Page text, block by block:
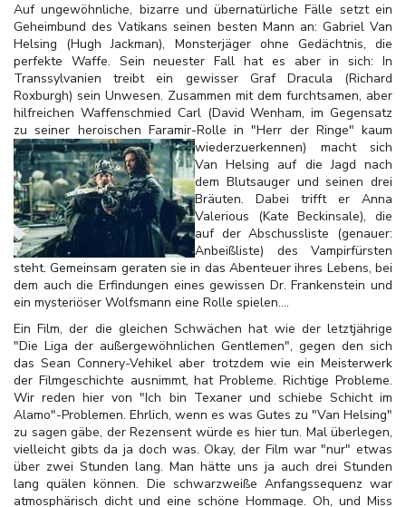
Auf ungewöhnliche, bizarre und übernatürliche Fälle setzt ein
Geheimbund des Vatikans seinen besten Mann an: Gabriel Van
Helsing (Hugh Jackman), Monsterjäger ohne Gedächtnis, die
perfekte Waffe. Sein neuester Fall hat es aber in sich: In
Transsylvanien treibt ein gewisser Graf Dracula (Richard
Roxburgh) sein Unwesen. Zusammen mit dem furchtsamen, aber
hilfreichen Waffenschmied Carl (David Wenham, im Gegensatz
zu seiner heroischen Faramir-Rolle in "Herr der Ringe" kaum
wiederzuerkennen) macht sich
Van Helsing auf die Jagd nach
dem Blutsauger und seinen drei
Bräuten. Dabei trifft er Anna
Valerious (Kate Beckinsale), die
auf der Abschussliste (genauer:
Anbeißliste) des Vampirfürsten
steht. Gemeinsam geraten sie in das Abenteuer ihres Lebens, bei
dem auch die Erfindungen eines gewissen Dr. Frankenstein und
ein mysteriöser Wolfsmann eine Rolle spielen....
Ein Film, der die gleichen Schwächen hat wie der letztjährige
"Die Liga der außergewöhnlichen Gentlemen", gegen den sich
das Sean Connery-Vehikel aber trotzdem wie ein Meisterwerk
der Filmgeschichte ausnimmt, hat Probleme. Richtige Probleme.
Wir reden hier von "Ich bin Texaner und schiebe Schicht im
Alamo"-Problemen. Ehrlich, wenn es was Gutes zu "Van Helsing"
zu sagen gäbe, der Rezensent würde es hier tun. Mal überlegen,
vielleicht gibts da ja doch was. Okay, der Film war "nur" etwas
über zwei Stunden lang. Man hätte uns ja auch drei Stunden
lang quälen können. Die schwarzweiße Anfangssequenz war
atmosphärisch dicht und eine schöne Hommage. Oh, und Miss